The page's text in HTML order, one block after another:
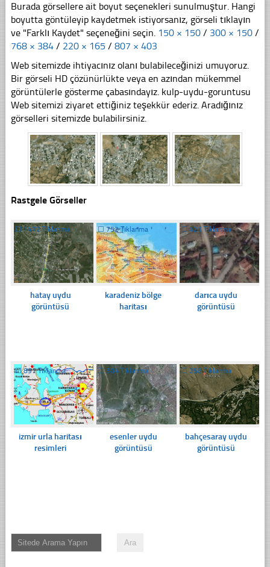
Burada görsellere ait boyut seçenekleri sunulmuştur. Hangi
boyutta göntüleyip kaydetmek istiyorsanız, görseli tıklayın
ve "Farklı Kaydet" seçeneğini seçin. 150 × 150 / 300 × 150 /
768 × 384 / 220 × 165 / 807 × 403
Web sitemizde ihtiyacınız olanı bulabileceğinizi umuyoruz.
Bir görseli HD çözünürlükte veya en azından mükemmel
görüntülerle gösterme çabasındayız. kulp-uydu-goruntusu
Web sitemizi ziyaret ettiğiniz teşekkür ederiz. Aradığınız
görselleri sitemizde bulabilirsiniz.
Rastgele Görseller
☐1472 Tıklanma
hatay uydu
görüntüsü
☐752 Tıklanma
karadeniz bölge
haritası
☐ 421 Tıklanma
darıca uydu
görüntüsü
☐891 Tıklanma
izmir urla haritası
resimleri
☐304 Tıklanma
esenler uydu
görüntüsü
☐ 258 Tıklanma
bahçesaray uydu
görüntüsü